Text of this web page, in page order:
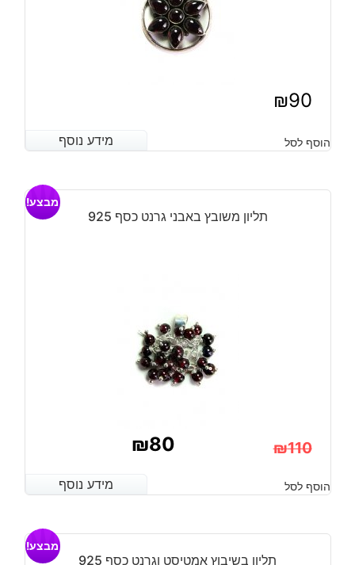
₪90
מידע נוסף הוסף לסל מידע נוסף
תליון משובץ באבני גרנט כסף 925
מבצע!
₪110
המקורי
היה:
₪110.
₪80
הנוכחי
הוא:
₪80.
מידע נוסף הוסף לסל מידע נוסף
תליון בשיבוץ אמטיסט וגרנט כסף 925
מבצע!